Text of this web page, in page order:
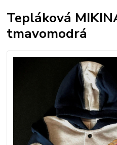
Tepláková
tmavomodrá